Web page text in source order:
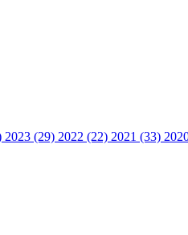
2023 (29) 2022 (22) 2021 (33)